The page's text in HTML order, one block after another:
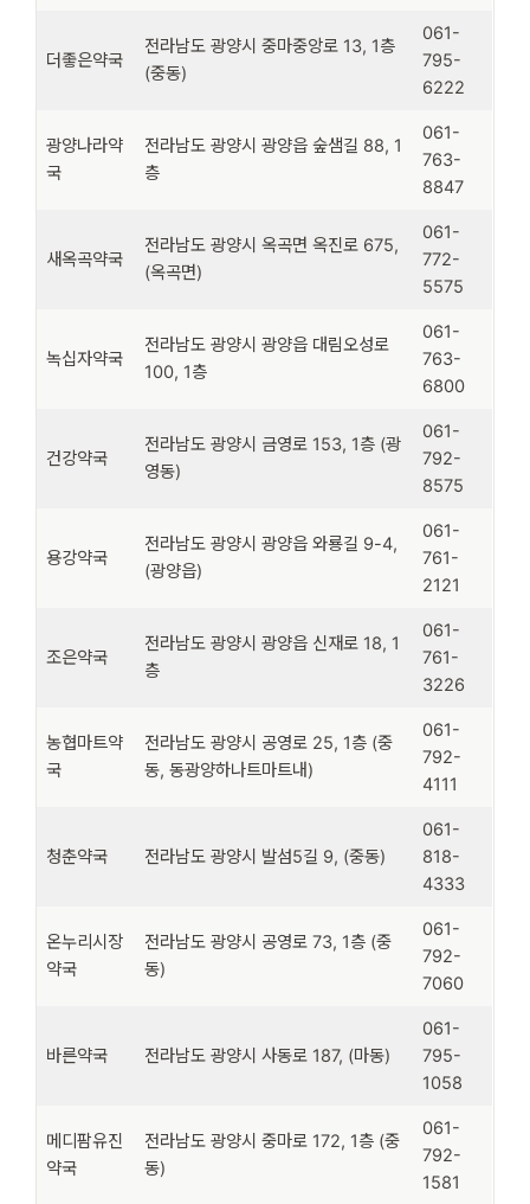
더좋은약국
전라남도 광양시 중마중앙로 13, 1층
(중동)
061-
795-
6222
광양나라약
국
전라남도 광양시 광양읍 숲샘길 88, 1
층
061-
763-
8847
새옥곡약국
전라남도 광양시 옥곡면 옥진로 675,
(옥곡면)
061-
772-
5575
녹십자약국
전라남도 광양시 광양읍 대림오성로
100, 1층
061-
763-
6800
건강약국
전라남도 광양시 금영로 153, 1층 (광
영동)
061-
792-
8575
용강약국
전라남도 광양시 광양읍 와룡길 9-4,
(광양읍)
061-
761-
2121
조은약국
전라남도 광양시 광양읍 신재로 18, 1
층
061-
761-
3226
농협마트약
국
전라남도 광양시 공영로 25, 1층 (중
동, 동광양하나트마트내)
061-
792-
4111
청춘약국 전라남도 광양시 발섬5길 9, (중동)
061-
818-
4333
온누리시장
약국
전라남도 광양시 공영로 73, 1층 (중
동)
061-
792-
7060
바른약국 전라남도 광양시 사동로 187, (마동)
061-
795-
1058
메디팜유진
약국
전라남도 광양시 중마로 172, 1층 (중
동)
061-
792-
1581